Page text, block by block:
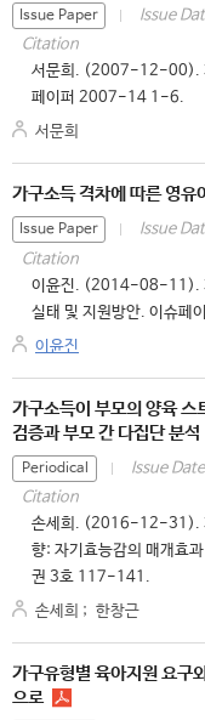
Issue Paper Issue
Citation
서문희. (2007-12-00).
페이퍼 2007-14 1-6.
서문희
가구소득 격차에 따른 영유
Issue Paper Issue
Citation
이윤진. (2014-08-11).
실태 및 지원방안. 이슈
이윤진
가구소득이 부모의 양육 스
검증과 부모 간 다집단 분석
Periodical Issue Date
Citation
손세희. (2016-12-31).
향: 자기효능감의 매개효
권 3호 117-141.
손세희 ; 한창근
가구유형별 육아지원 요구
으로